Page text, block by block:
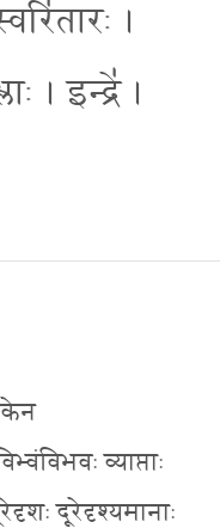
।
। इन्द्रे॑ ।
केन
व्याप्ताः
दूरेदृश्यमानाः